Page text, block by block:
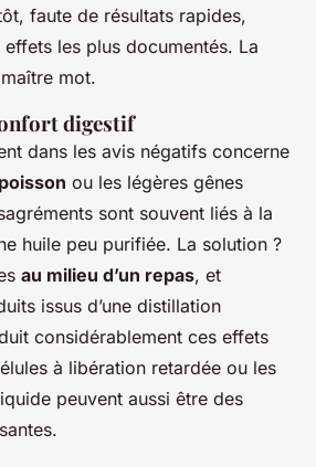
faute de résultats rapides,
les plus documentés. La
mot.
digestif
dans les avis négatifs concerne
ou les légères gênes
sont souvent liés à la
huile peu purifiée. La solution ?
au milieu d’un repas, et
issus d’une distillation
considérablement ces effets
à libération retardée ou les
peuvent aussi être des